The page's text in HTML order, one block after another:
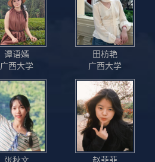
谭语嫣
广西大学
田枋艳
广西大学